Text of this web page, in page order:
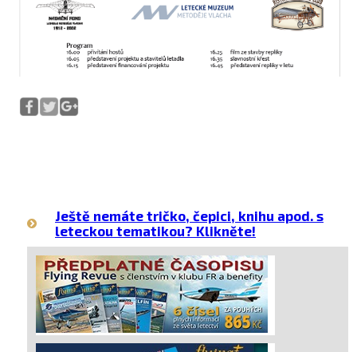
Ještě nemáte tričko, čepici, knihu apod. s
leteckou tematikou? Klikněte!